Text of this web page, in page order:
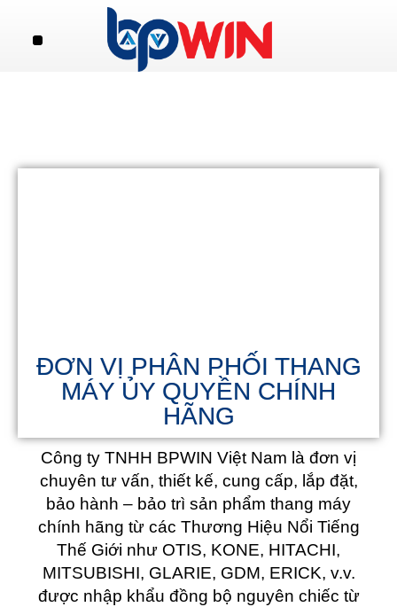
ĐƠN VỊ PHÂN PHỐI THANG
MÁY ỦY QUYỀN CHÍNH
HÃNG
Công ty TNHH BPWIN Việt Nam là đơn vị
chuyên tư vấn, thiết kế, cung cấp, lắp đặt,
bảo hành – bảo trì sản phẩm thang máy
chính hãng từ các Thương Hiệu Nổi Tiếng
Thế Giới như OTIS, KONE, HITACHI,
MITSUBISHI, GLARIE, GDM, ERICK, v.v.
được nhập khẩu đồng bộ nguyên chiếc từ